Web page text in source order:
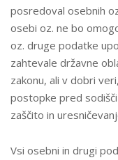
posredoval osebnih
osebi oz. ne bo
oz. druge podatke
zahtevale državne
zakonu, ali v dobri
postopke pred
zaščito in
Vsi osebni in drugi